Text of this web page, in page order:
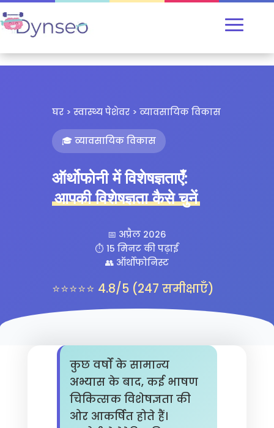
घर > स्वास्थ्य पेशेवर > व्यावसायिक विकास
🎓 व्यावसायिक विकास
ऑर्थोफोनी में विशेषज्ञताएँ:
आपकी विशेषज्ञता कैसे चुनें
📅 अप्रैल 2026
⏱️ 15 मिनट की पढ़ाई
👥 ऑर्थोफोनिस्ट
⭐⭐⭐⭐⭐ 4.8/5 (247 समीक्षाएँ)
कुछ वर्षों के सामान्य
अभ्यास के बाद, कई भाषण
चिकित्सक विशेषज्ञता की
ओर आकर्षित होते हैं।